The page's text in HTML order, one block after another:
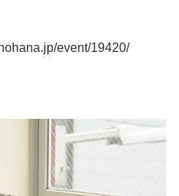
event/19420/